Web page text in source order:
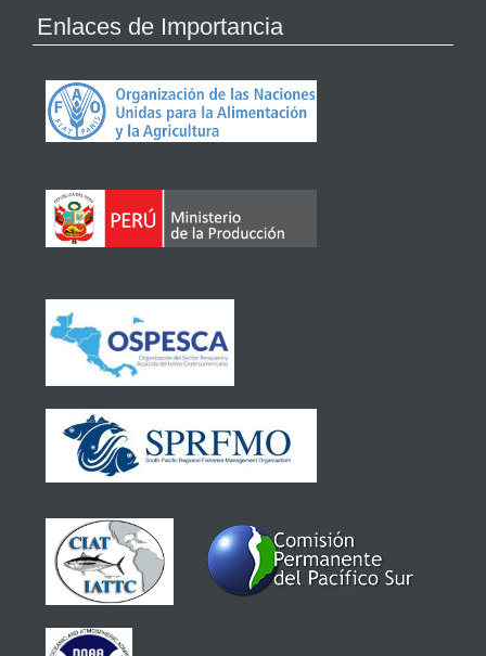
Enlaces de Importancia